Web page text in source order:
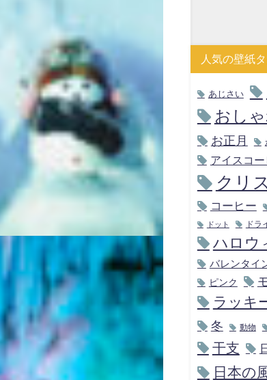
人気の壁紙
あじさい
おし
お正月
アイスコー
クリ
コーヒー
ドット ドラ
ハロウ
バレンタイ
ピンク
ラッキ
冬 動物
干支
日本の